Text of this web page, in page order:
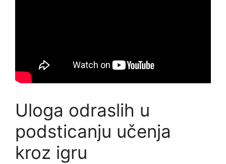
Uloga odraslih u
podsticanju učenja
kroz igru